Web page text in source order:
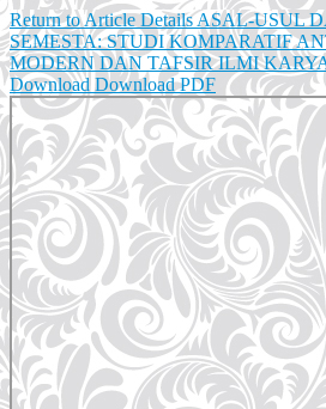
Return to Article DetailsASAL-USUL
SEMESTA: STUDI KOMPARATIF
MODERN DAN TAFSIR ILMI
Download Download PDF